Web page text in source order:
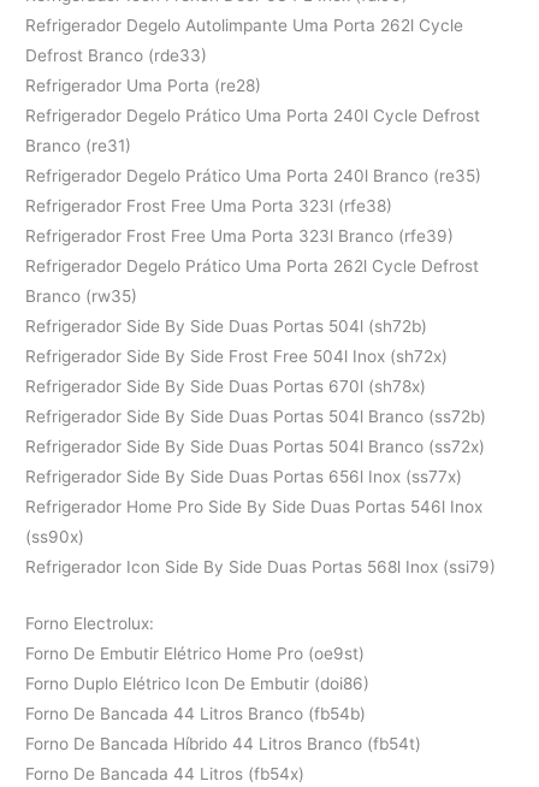
Refrigerador Degelo Autolimpante Uma Porta 262l Cycle
Defrost Branco (rde33)
Refrigerador Uma Porta (re28)
Refrigerador Degelo Prático Uma Porta 240l Cycle Defrost
Branco (re31)
Refrigerador Degelo Prático Uma Porta 240l Branco (re35)
Refrigerador Frost Free Uma Porta 323l (rfe38)
Refrigerador Frost Free Uma Porta 323l Branco (rfe39)
Refrigerador Degelo Prático Uma Porta 262l Cycle Defrost
Branco (rw35)
Refrigerador Side By Side Duas Portas 504l (sh72b)
Refrigerador Side By Side Frost Free 504l Inox (sh72x)
Refrigerador Side By Side Duas Portas 670l (sh78x)
Refrigerador Side By Side Duas Portas 504l Branco (ss72b)
Refrigerador Side By Side Duas Portas 504l Branco (ss72x)
Refrigerador Side By Side Duas Portas 656l Inox (ss77x)
Refrigerador Home Pro Side By Side Duas Portas 546l Inox
(ss90x)
Refrigerador Icon Side By Side Duas Portas 568l Inox (ssi79)
Forno Electrolux:
Forno De Embutir Elétrico Home Pro (oe9st)
Forno Duplo Elétrico Icon De Embutir (doi86)
Forno De Bancada 44 Litros Branco (fb54b)
Forno De Bancada Híbrido 44 Litros Branco (fb54t)
Forno De Bancada 44 Litros (fb54x)